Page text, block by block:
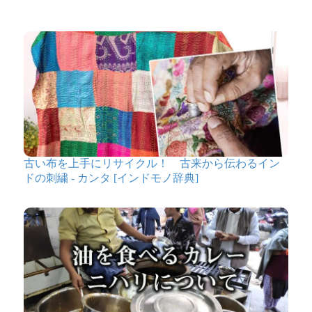
古い布を上手にリサイクル！ 古来から伝わるイン
ドの刺繍 - カンタ [インドモノ辞典]